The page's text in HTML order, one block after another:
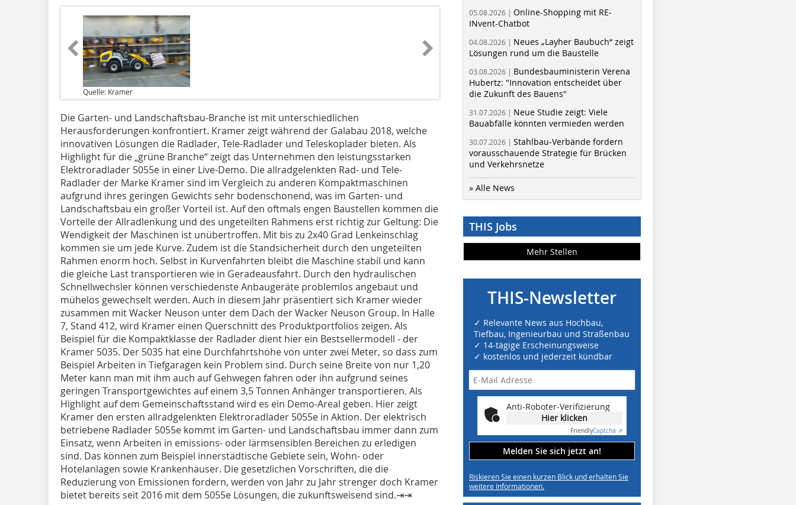
Quelle: Kramer
Die Garten- und Landschaftsbau-Branche ist mit unterschiedlichen
Herausforderungen konfrontiert. Kramer zeigt während der Galabau 2018, welche
innovativen Lösungen die Radlader, Tele-Radlader und Teleskoplader bieten. Als
Highlight für die „grüne Branche“ zeigt das Unternehmen den leistungsstarken
Elektroradlader 5055e in einer Live-Demo. Die allradgelenkten Rad- und Tele-
Radlader der Marke Kramer sind im Vergleich zu anderen Kompaktmaschinen
aufgrund ihres geringen Gewichts sehr bodenschonend, was im Garten- und
Landschaftsbau ein großer Vorteil ist. Auf den oftmals engen Baustellen kommen die
Vorteile der Allradlenkung und des ungeteilten Rahmens erst richtig zur Geltung: Die
Wendigkeit der Maschinen ist unübertroffen. Mit bis zu 2x40 Grad Lenkeinschlag
kommen sie um jede Kurve. Zudem ist die Standsicherheit durch den ungeteilten
Rahmen enorm hoch. Selbst in Kurvenfahrten bleibt die Maschine stabil und kann
die gleiche Last transportieren wie in Geradeausfahrt. Durch den hydraulischen
Schnellwechsler können verschiedenste Anbaugeräte problemlos angebaut und
mühelos gewechselt werden. Auch in diesem Jahr präsentiert sich Kramer wieder
zusammen mit Wacker Neuson unter dem Dach der Wacker Neuson Group. In Halle
7, Stand 412, wird Kramer einen Querschnitt des Produktportfolios zeigen. Als
Beispiel für die Kompaktklasse der Radlader dient hier ein Bestsellermodell - der
Kramer 5035. Der 5035 hat eine Durchfahrtshöhe von unter zwei Meter, so dass zum
Beispiel Arbeiten in Tiefgaragen kein Problem sind. Durch seine Breite von nur 1,20
Meter kann man mit ihm auch auf Gehwegen fahren oder ihn aufgrund seines
geringen Transportgewichtes auf einem 3,5 Tonnen Anhänger transportieren. Als
Highlight auf dem Gemeinschaftsstand wird es ein Demo-Areal geben. Hier zeigt
Kramer den ersten allradgelenkten Elektroradlader 5055e in Aktion. Der elektrisch
betriebene Radlader 5055e kommt im Garten- und Landschaftsbau immer dann zum
Einsatz, wenn Arbeiten in emissions- oder lärmsensiblen Bereichen zu erledigen
sind. Das können zum Beispiel innerstädtische Gebiete sein, Wohn- oder
Hotelanlagen sowie Krankenhäuser. Die gesetzlichen Vorschriften, die die
Reduzierung von Emissionen fordern, werden von Jahr zu Jahr strenger doch Kramer
bietet bereits seit 2016 mit dem 5055e Lösungen, die zukunftsweisend sind.⇥⇥
05.08.2026 | Online-Shopping mit RE-
INvent-Chatbot
04.08.2026 | Neues „Layher Baubuch“ zeigt
Lösungen rund um die Baustelle
03.08.2026 | Bundesbauministerin Verena
Hubertz: "Innovation entscheidet über
die Zukunft des Bauens"
31.07.2026 | Neue Studie zeigt: Viele
Bauabfälle könnten vermieden werden
30.07.2026 | Stahlbau-Verbände fordern
vorausschauende Strategie für Brücken
und Verkehrsnetze
» Alle News
THIS Jobs
Mehr Stellen
THIS-Newsletter
✓ Relevante News aus Hochbau,
Tiefbau, Ingenieurbau und Straßenbau
✓ 14-tägige Erscheinungsweise
✓ kostenlos und jederzeit kündbar
Anti-Roboter-Verifizierung
Hier klicken
FriendlyCaptcha ⇗
Melden Sie sich jetzt an!
Riskieren Sie einen kurzen Blick und erhalten Sie
weitere Informationen.